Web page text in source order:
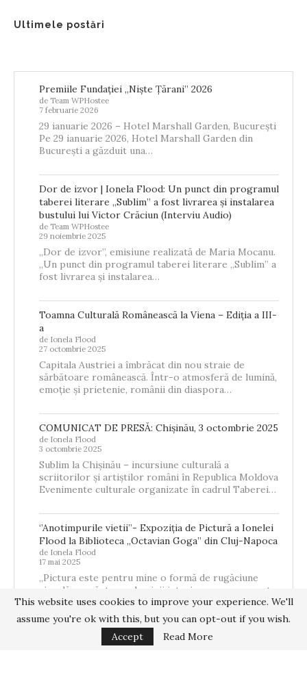
Ultimele postări
Premiile Fundației „Niște Țărani” 2026
de Team WPHostee
7 februarie 2026
29 ianuarie 2026 – Hotel Marshall Garden, București
Pe 29 ianuarie 2026, Hotel Marshall Garden din
București a găzduit una…
Dor de izvor | Ionela Flood: Un punct din programul
taberei literare „Sublim” a fost livrarea și instalarea
bustului lui Victor Crăciun (Interviu Audio)
de Team WPHostee
29 noiembrie 2025
„Dor de izvor”, emisiune realizată de Maria Mocanu.
„Un punct din programul taberei literare „Sublim” a
fost livrarea și instalarea…
Toamna Culturală Românească la Viena – Ediția a III-
a
de Ionela Flood
27 octombrie 2025
Capitala Austriei a îmbrăcat din nou straie de
sărbătoare românească. Într-o atmosferă de lumină,
emoție și prietenie, românii din diaspora…
COMUNICAT DE PRESĂ: Chișinău, 3 octombrie 2025
de Ionela Flood
3 octombrie 2025
Sublim la Chișinău – incursiune culturală a
scriitorilor și artiștilor români în Republica Moldova
Evenimente culturale organizate în cadrul Taberei…
‘’Anotimpurile vietii’’- Expoziția de Pictură a Ionelei
Flood la Biblioteca „Octavian Goga” din Cluj-Napoca
de Ionela Flood
17 mai 2025
„Pictura este pentru mine o formă de rugăciune
vizuală – o căutare a luminii interioare care se naște
din memorie,…
This website uses cookies to improve your experience. We'll
assume you're ok with this, but you can opt-out if you wish.
Accept
Read More